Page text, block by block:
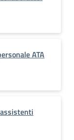
ATA